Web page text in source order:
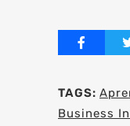
TAGS:
Business